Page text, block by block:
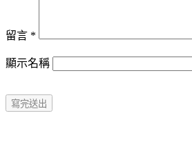
留言 *
顯示名稱